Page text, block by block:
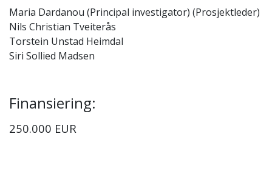
Maria Dardanou (Principal investigator) (Prosjektleder)
Nils Christian Tveiterås
Torstein Unstad Heimdal
Siri Sollied Madsen
Finansiering:
250.000 EUR